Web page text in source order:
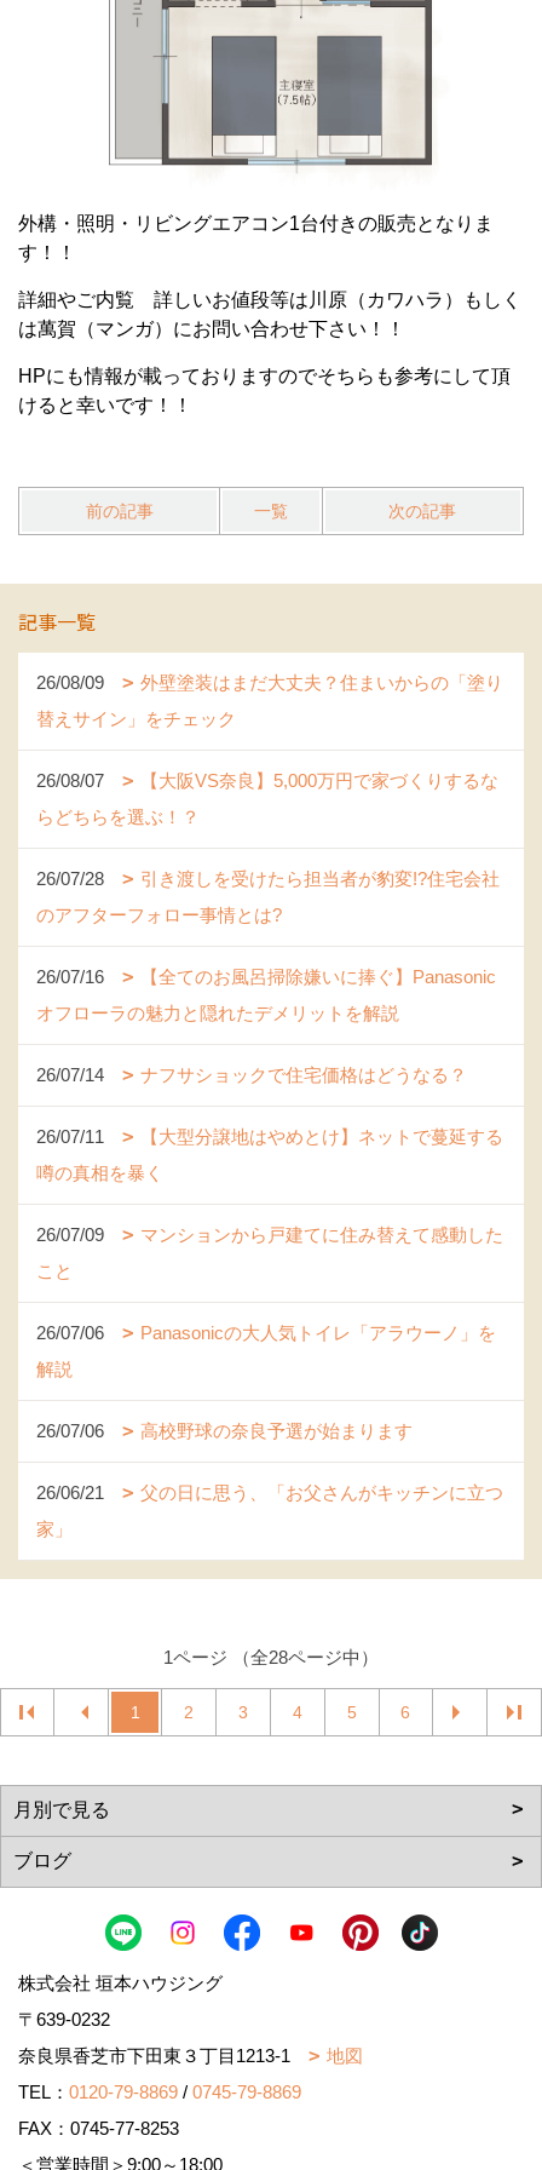
外構・照明・リビングエアコン1台付きの販売となりま
す！！
詳細やご内覧 詳しいお値段等は川原（カワハラ）もしく
は萬賀（マンガ）にお問い合わせ下さい！！
HPにも情報が載っておりますのでそちらも参考にして頂
けると幸いです！！
前の記事 一覧 次の記事
記事一覧
26/08/09
外壁塗装はまだ大丈夫？住まいからの「塗り
替えサイン」をチェック
26/08/07
【大阪VS奈良】5,000万円で家づくりするな
らどちらを選ぶ！？
26/07/28
引き渡しを受けたら担当者が豹変!?住宅会社
のアフターフォロー事情とは?
26/07/16
【全てのお風呂掃除嫌いに捧ぐ】Panasonic
オフローラの魅力と隠れたデメリットを解説
26/07/14 ナフサショックで住宅価格はどうなる？
26/07/11
【大型分譲地はやめとけ】ネットで蔓延する
噂の真相を暴く
26/07/09
マンションから戸建てに住み替えて感動した
こと
26/07/06
Panasonicの大人気トイレ「アラウーノ」を
解説
26/07/06 高校野球の奈良予選が始まります
26/06/21
父の日に思う、「お父さんがキッチンに立つ
家」
1ページ （全28ページ中）
1 2 3 4 5 6
株式会社 垣本ハウジング
〒639-0232
奈良県香芝市下田東３丁目1213-1
地図
TEL： 0120-79-8869 / 0745-79-8869
FAX：0745-77-8253
＜営業時間＞9:00～18:00